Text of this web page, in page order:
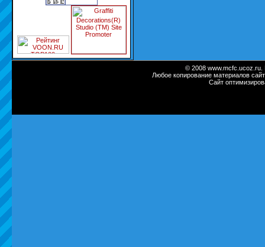
© 2008
Любое копирование материалов
Сайт